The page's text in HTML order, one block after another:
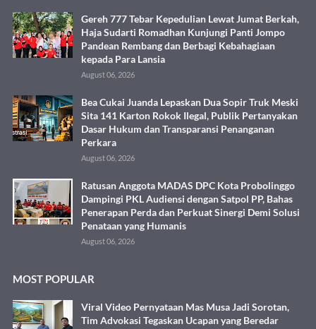
Gereh 777 Tebar Kepedulian Lewat Jumat Berkah,
Haja Sudarti Romadhan Kunjungi Panti Jompo
Pandean Rembang dan Berbagi Kebahagiaan
kepada Para Lansia
August 06, 2026
Bea Cukai Juanda Lepaskan Dua Sopir Truk Meski
Sita 141 Karton Rokok Ilegal, Publik Pertanyakan
Dasar Hukum dan Transparansi Penanganan
Perkara
August 06, 2026
Ratusan Anggota MADAS DPC Kota Probolinggo
Dampingi PKL Audiensi dengan Satpol PP, Bahas
Penerapan Perda dan Perkuat Sinergi Demi Solusi
Penataan yang Humanis
August 06, 2026
MOST POPULAR
Viral Video Pernyataan Mas Musa Jadi Sorotan,
Tim Advokasi Tegaskan Ucapan yang Beredar